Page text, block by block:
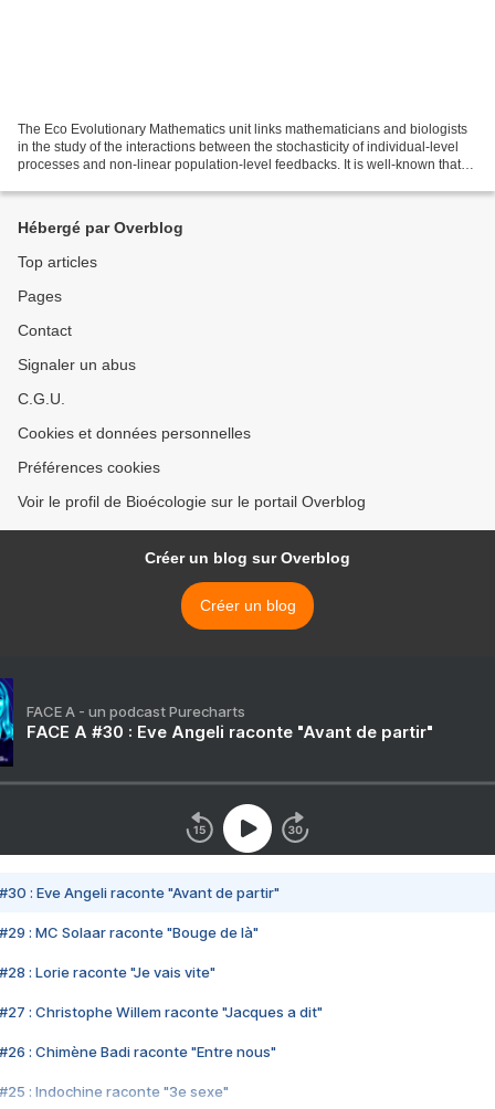
The Eco Evolutionary Mathematics unit links mathematicians and biologists
in the study of the interactions between the stochasticity of individual-level
processes and non-linear population-level feedbacks. It is well-known that
Hébergé par Overblog
Top articles
Pages
Contact
Signaler un abus
C.G.U.
Cookies et données personnelles
Préférences cookies
Voir le profil de Bioécologie sur le portail Overblog
Créer un blog sur Overblog
Créer un blog
FACE A - un podcast Purecharts
FACE A #30 : Eve Angeli raconte "Avant de partir"
#30 : Eve Angeli raconte "Avant de partir"
#29 : MC Solaar raconte "Bouge de là"
#28 : Lorie raconte "Je vais vite"
#27 : Christophe Willem raconte "Jacques a dit"
#26 : Chimène Badi raconte "Entre nous"
#25 : Indochine raconte "3e sexe"